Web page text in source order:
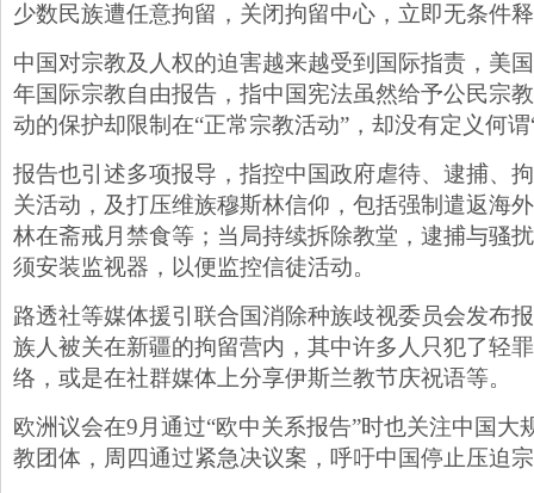
少数民族遭任意拘留，关闭拘留中心，立即无条件
中国对宗教及人权的迫害越来越受到国际指责，美
年国际宗教自由报告，指中国宪法虽然给予公民宗
动的保护却限制在“正常宗教活动”，却没有定义何谓
报告也引述多项报导，指控中国政府虐待、逮捕、
关活动，及打压维族穆斯林信仰，包括强制遣返海
林在斋戒月禁食等；当局持续拆除教堂，逮捕与骚
须安装监视器，以便监控信徒活动。
路透社等媒体援引联合国消除种族歧视委员会发布
族人被关在新疆的拘留营内，其中许多人只犯了轻
络，或是在社群媒体上分享伊斯兰教节庆祝语等。
欧洲议会在9月通过“欧中关系报告”时也关注中国大
教团体，周四通过紧急决议案，呼吁中国停止压迫